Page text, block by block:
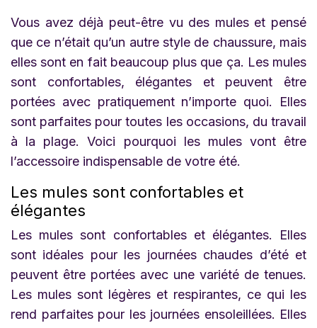
Vous avez déjà peut-être vu des mules et pensé
que ce n’était qu’un autre style de chaussure, mais
elles sont en fait beaucoup plus que ça. Les mules
sont confortables, élégantes et peuvent être
portées avec pratiquement n’importe quoi. Elles
sont parfaites pour toutes les occasions, du travail
à la plage. Voici pourquoi les mules vont être
l’accessoire indispensable de votre été.
Les mules sont confortables et
élégantes
Les mules sont confortables et élégantes. Elles
sont idéales pour les journées chaudes d’été et
peuvent être portées avec une variété de tenues.
Les mules sont légères et respirantes, ce qui les
rend parfaites pour les journées ensoleillées. Elles